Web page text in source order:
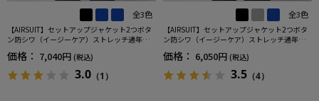
全3色
【AIRSUIT】セットアップジャケット2つボタ
ン防シワ（イージーケア）ストレッチ通年吸
汗速乾UVカット春夏
価格： 7,040円 (税込)
3.0 （1）
全3色
【AIRSUIT】セットアップジャケット2つボタ
ン防シワ（イージーケア）ストレッチ通年吸
汗速乾UVカット
価格： 6,050円 (税込)
3.5 （4）